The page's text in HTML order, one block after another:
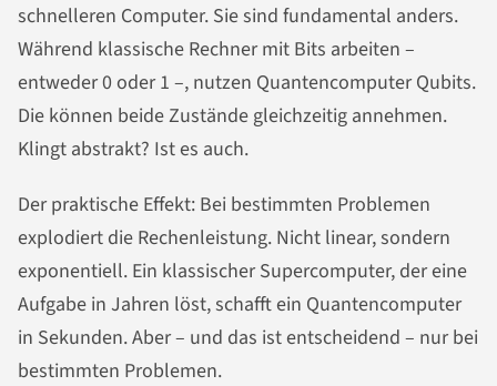
schnelleren Computer. Sie sind fundamental anders.
Während klassische Rechner mit Bits arbeiten –
entweder 0 oder 1 –, nutzen Quantencomputer Qubits.
Die können beide Zustände gleichzeitig annehmen.
Klingt abstrakt? Ist es auch.
Der praktische Effekt: Bei bestimmten Problemen
explodiert die Rechenleistung. Nicht linear, sondern
exponentiell. Ein klassischer Supercomputer, der eine
Aufgabe in Jahren löst, schafft ein Quantencomputer
in Sekunden. Aber – und das ist entscheidend – nur bei
bestimmten Problemen.